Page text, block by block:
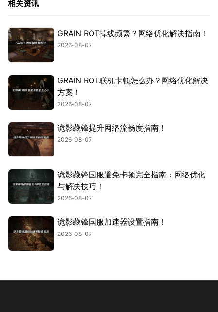
相关资讯
GRAIN ROT掉线频繁？网络优化解决指南！
2026-08-07
GRAIN ROT联机卡顿怎么办？网络优化解决
方案！
2026-08-07
诡影藏锋提升网络流畅度指南！
2026-08-07
诡影藏锋国服避免卡顿完全指南：网络优化
与解决技巧！
2026-08-07
诡影藏锋国服加速器设置指南！
2026-08-07